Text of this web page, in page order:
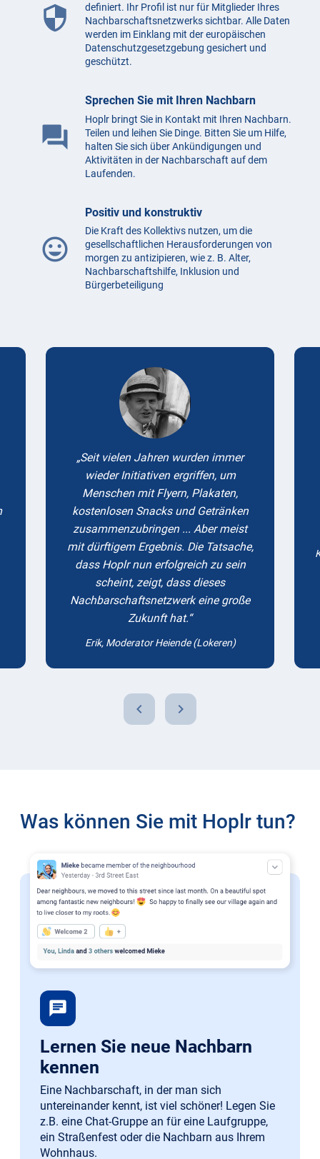
security
definiert. Ihr Profil ist nur für Mitglieder Ihres
Nachbarschaftsnetzwerks sichtbar. Alle Daten
werden im Einklang mit der europäischen
Datenschutzgesetzgebung gesichert und
geschützt.
question_answer
Sprechen Sie mit Ihren Nachbarn
Hoplr bringt Sie in Kontakt mit Ihren Nachbarn.
Teilen und leihen Sie Dinge. Bitten Sie um Hilfe,
halten Sie sich über Ankündigungen und
Aktivitäten in der Nachbarschaft auf dem
Laufenden.
mood
Positiv und konstruktiv
Die Kraft des Kollektivs nutzen, um die
gesellschaftlichen Herausforderungen von
morgen zu antizipieren, wie z. B. Alter,
Nachbarschaftshilfe, Inklusion und
Bürgerbeteiligung
Testimonials
Seit vielen Jahren wurden immer
wieder Initiativen ergriffen, um
Menschen mit Flyern, Plakaten,
kostenlosen Snacks und Getränken
zusammenzubringen ... Aber meist
mit dürftigem Ergebnis. Die Tatsache,
dass Hoplr nun erfolgreich zu sein
scheint, zeigt, dass dieses
Nachbarschaftsnetzwerk eine große
Zukunft hat.
Erik, Moderator Heiende (Lokeren)
chevron_left chevron_right
Was können Sie mit Hoplr tun?
chat
Lernen Sie neue Nachbarn
kennen
Eine Nachbarschaft, in der man sich
untereinander kennt, ist viel schöner! Legen Sie
z.B. eine Chat-Gruppe an für eine Laufgruppe,
ein Straßenfest oder die Nachbarn aus Ihrem
Wohnhaus.